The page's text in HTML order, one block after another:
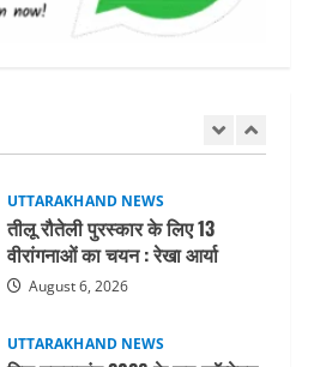
UTTARAKHAND NEWS
आपत्ति निस्तारण शिविर की व्यवस्थाओं
का लिया जायजा
August 6, 2026
UTTARAKHAND NEWS
तीलू रौतेली पुरस्कार के लिए 13
वीरांगनाओं का चयन : रेखा आर्या
August 6, 2026
UTTARAKHAND NEWS